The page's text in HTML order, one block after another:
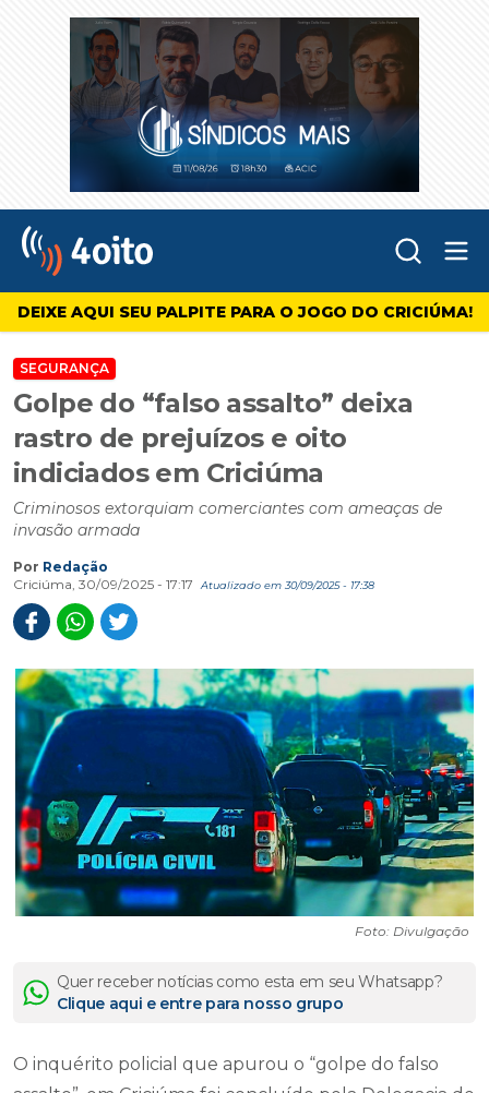
4oito
DEIXE AQUI SEU PALPITE PARA O JOGO DO CRICIÚMA!
SEGURANÇA
Golpe do “falso assalto” deixa
rastro de prejuízos e oito
indiciados em Criciúma
Criminosos extorquiam comerciantes com ameaças de
invasão armada
Por Redação
Criciúma, 30/09/2025 - 17:17
Atualizado em 30/09/2025 - 17:38
Foto: Divulgação
Quer receber notícias como esta em seu Whatsapp?
Clique aqui e entre para nosso grupo
O inquérito policial que apurou o “golpe do falso